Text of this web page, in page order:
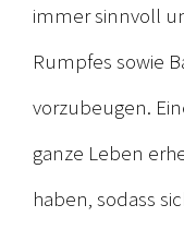
immer sinnvoll
Rumpfes sowie
vorzubeugen.
ganze Leben
haben, sodass